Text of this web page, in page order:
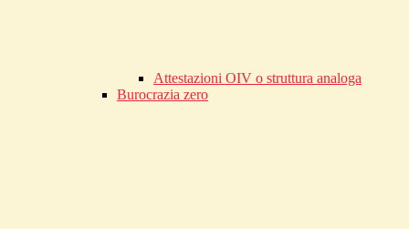
Attestazioni OIV o struttura analoga
Burocrazia zero